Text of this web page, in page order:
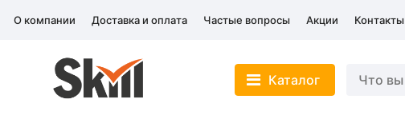
О компании Доставка и оплата Частые вопросы Акции Контакты
Каталог